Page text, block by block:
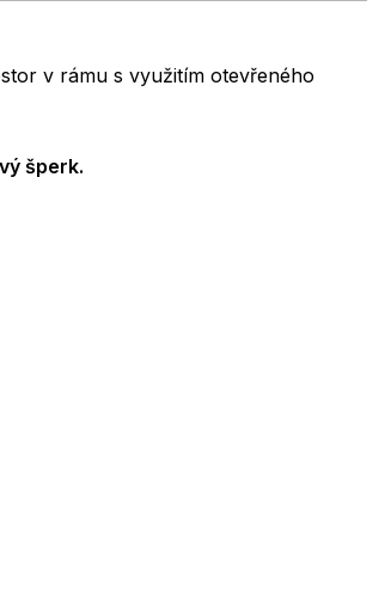
v rámu s využitím otevřeného
šperk.